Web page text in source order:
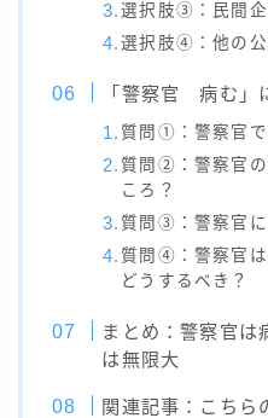
選択肢③：民間企
選択肢④：他の公
「警察官 病む」
質問①：警察官で
質問②：警察官の
ころ？
質問③：警察官に
質問④：警察官は
どうするべき？
まとめ：警察官
は無限大
関連記事：こちら